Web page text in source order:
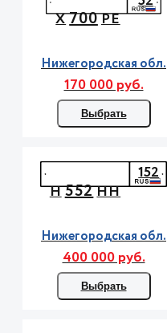
Х700РЕ
Нижегородская обл.
170 000 руб.
Выбрать
Н552НН
152
Нижегородская обл.
400 000 руб.
Выбрать